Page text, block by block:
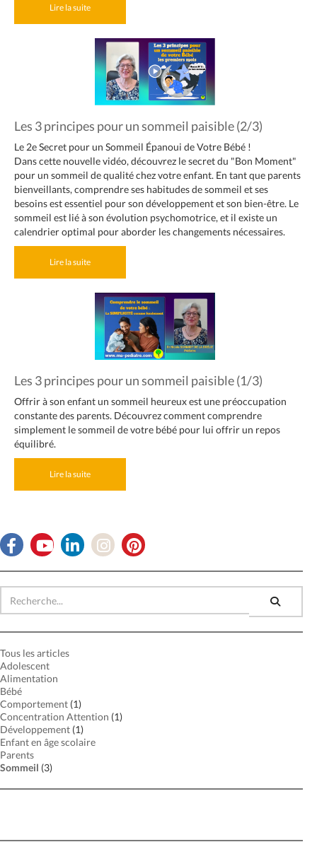
Lire la suite
Les 3 principes pour un sommeil paisible (2/3)
Le 2e Secret pour un Sommeil Épanoui de Votre Bébé !
Dans cette nouvelle vidéo, découvrez le secret du "Bon Moment"
pour un sommeil de qualité chez votre enfant. En tant que parents
bienveillants, comprendre ses habitudes de sommeil et ses
besoins est essentiel pour son développement et son bien-être. Le
sommeil est lié à son évolution psychomotrice, et il existe un
calendrier optimal pour aborder les changements nécessaires.
Lire la suite
Les 3 principes pour un sommeil paisible (1/3)
Offrir à son enfant un sommeil heureux est une préoccupation
constante des parents. Découvrez comment comprendre
simplement le sommeil de votre bébé pour lui offrir un repos
équilibré.
Lire la suite
Tous les articles
Adolescent
Alimentation
Bébé
Comportement (1)
Concentration Attention (1)
Développement (1)
Enfant en âge scolaire
Parents
Sommeil (3)